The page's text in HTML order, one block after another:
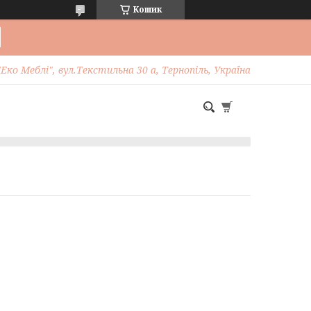
Кошик
Меблі", вул.Текстильна 30 а, Тернопіль, Україна